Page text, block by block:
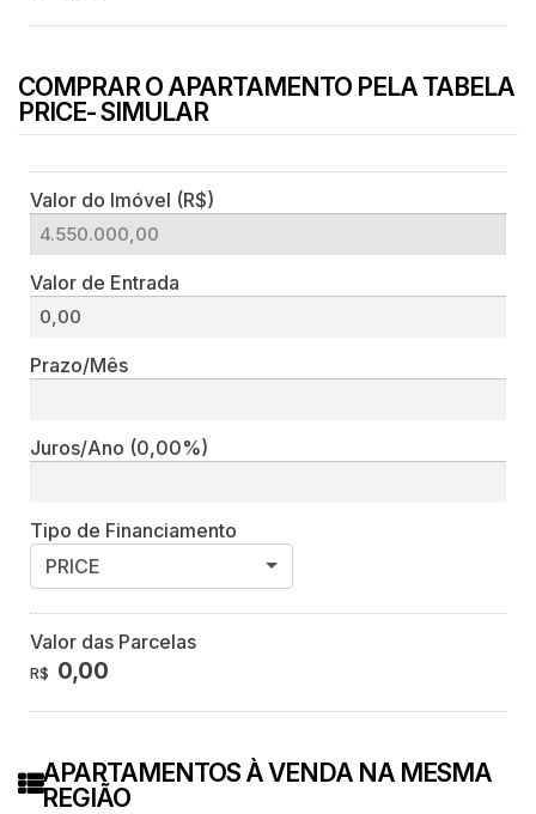
COMPRAR O APARTAMENTO PELA TABELA
PRICE- SIMULAR
Valor do Imóvel (R$)
Valor de Entrada
Prazo/Mês
Juros/Ano (0,00%)
Tipo de Financiamento
PRICE
Valor das Parcelas
R$ 0,00
APARTAMENTOS À VENDA NA MESMA
REGIÃO